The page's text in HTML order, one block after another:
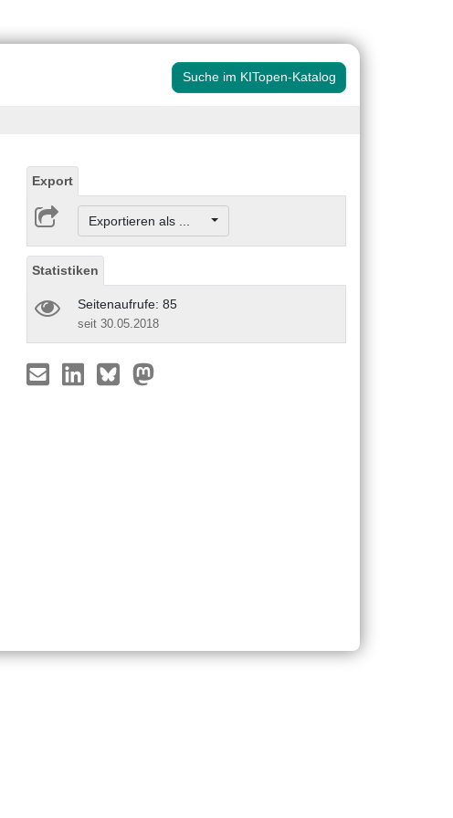
Suche im KITopen-Katalog
Export
Exportieren als ...
Statistiken
Seitenaufrufe: 85
seit 30.05.2018